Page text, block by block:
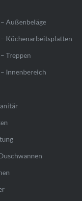
Außenbeläge
Küchenarbeitsplatten
Treppen
Innenbereich